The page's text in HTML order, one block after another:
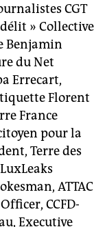
CGT
» Collective
Benjamin
du Net
Errecart,
Florent
France
pour la
Terre des
ATTAC
CCFD-
Executive